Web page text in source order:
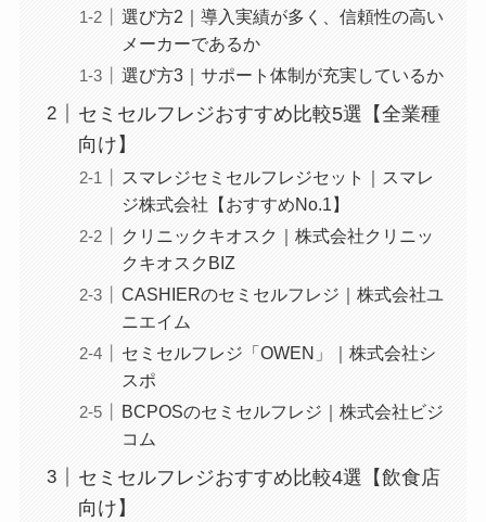
選び方2｜導入実績が多く、信頼性の高い
メーカーであるか
選び方3｜サポート体制が充実しているか
セミセルフレジおすすめ比較5選【全業種
向け】
スマレジセミセルフレジセット｜スマレ
ジ株式会社【おすすめNo.1】
クリニックキオスク｜株式会社クリニッ
クキオスクBIZ
CASHIERのセミセルフレジ｜株式会社ユ
ニエイム
セミセルフレジ「OWEN」｜株式会社シ
スポ
BCPOSのセミセルフレジ｜株式会社ビジ
コム
セミセルフレジおすすめ比較4選【飲食店
向け】